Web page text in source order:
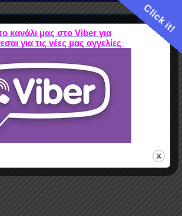
Click it!
κανάλι μας στο Viber για
για τις νέες μας αγγελίες